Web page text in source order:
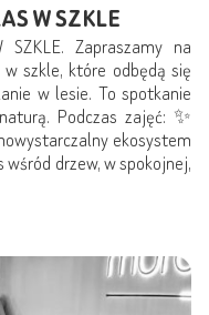
W SZKLE
Zapraszamy na
szkle, które odbędą się
w lesie. To spotkanie
Podczas zajęć: ✨
ekosystem
drzew, w spokojnej,